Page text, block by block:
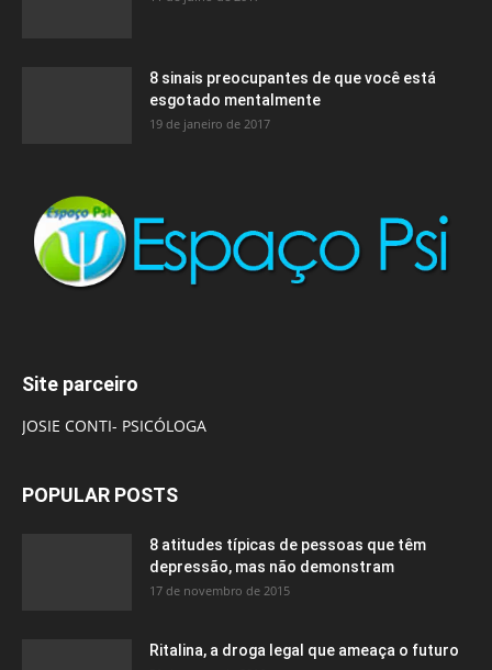
8 sinais preocupantes de que você está
esgotado mentalmente
19 de janeiro de 2017
Site parceiro
JOSIE CONTI- PSICÓLOGA
POPULAR POSTS
8 atitudes típicas de pessoas que têm
depressão, mas não demonstram
17 de novembro de 2015
Ritalina, a droga legal que ameaça o futuro